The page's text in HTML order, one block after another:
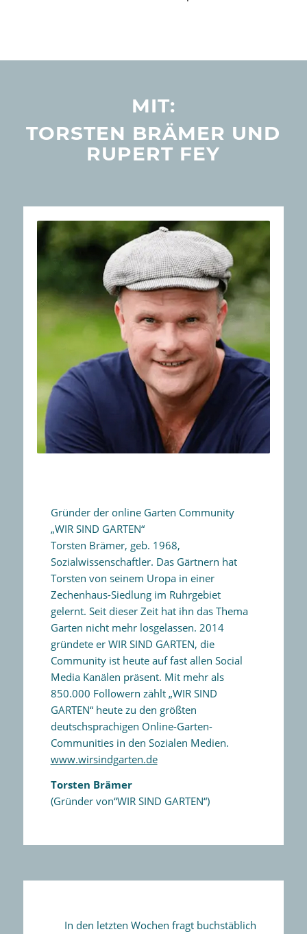
MIT:
TORSTEN BRÄMER UND
RUPERT FEY
Gründer der online Garten Community
„WIR SIND GARTEN“
Torsten Brämer, geb. 1968,
Sozialwissenschaftler. Das Gärtnern hat
Torsten von seinem Uropa in einer
Zechenhaus-Siedlung im Ruhrgebiet
gelernt. Seit dieser Zeit hat ihn das Thema
Garten nicht mehr losgelassen. 2014
gründete er WIR SIND GARTEN, die
Community ist heute auf fast allen Social
Media Kanälen präsent. Mit mehr als
850.000 Followern zählt „WIR SIND
GARTEN“ heute zu den größten
deutschsprachigen Online-Garten-
Communities in den Sozialen Medien.
www.wirsindgarten.de
Torsten Brämer
(Gründer von“WIR SIND GARTEN“)
In den letzten Wochen fragt buchstäblich